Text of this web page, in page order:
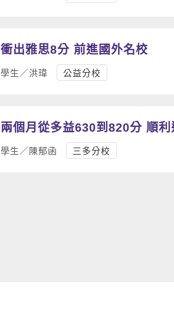
衝出雅思8分 前進國外名校
學生／洪瑋 公益分校
兩個月從多益630到820分 順
學生／陳郁函 三多分校